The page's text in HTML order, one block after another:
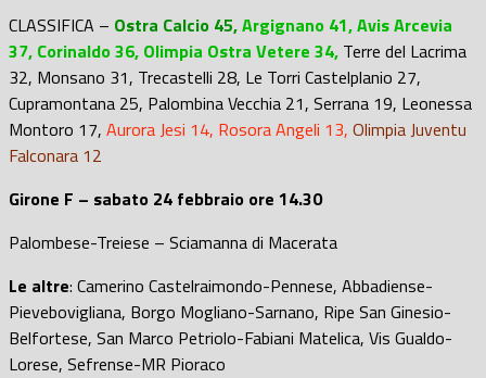
CLASSIFICA – Ostra Calcio 45,Argignano 41, Avis Arcevia
37, Corinaldo 36, Olimpia Ostra Vetere 34, Terre del Lacrima
32, Monsano 31, Trecastelli 28, Le Torri Castelplanio 27,
Cupramontana 25, Palombina Vecchia 21, Serrana 19, Leonessa
Montoro 17, Aurora Jesi 14, Rosora Angeli 13, Olimpia Juventu
Falconara 12
Girone F – sabato 24 febbraio ore 14.30
Palombese-Treiese – Sciamanna di Macerata
Le altre: Camerino Castelraimondo-Pennese, Abbadiense-
Pievebovigliana, Borgo Mogliano-Sarnano, Ripe San Ginesio-
Belfortese, San Marco Petriolo-Fabiani Matelica, Vis Gualdo-
Lorese, Sefrense-MR Pioraco